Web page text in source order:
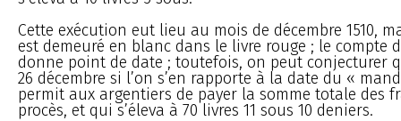
Cette exécution eut lieu au mois de décembre 1510,
est demeuré en blanc dans le livre rouge ; le compte
donne point de date ; toutefois, on peut conjecturer
26 décembre si l’on s’en rapporte à la date du «
permit aux argentiers de payer la somme totale des
procès, et qui s’éleva à 70 livres 11 sous 10 deniers.